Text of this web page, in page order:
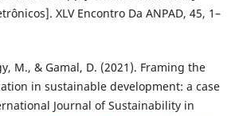
XLV Encontro Da ANPAD, 45, 1–
M., & Gamal, D. (2021). Framing the
in sustainable development: a case
Journal of Sustainability in